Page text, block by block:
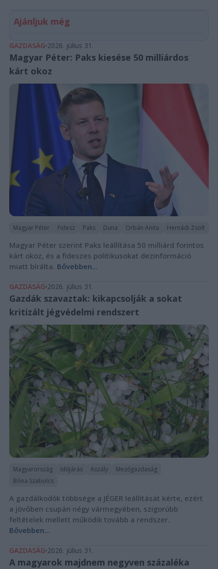
Ajánljuk még
GAZDASÁG 2026. július 31.
Magyar Péter: Paks kiesése 50 milliárdos
kárt okoz
Magyar Péter Fidesz Paks Duna Orbán Anita Hernádi Zsolt
Magyar Péter szerint Paks leállítása 50 milliárd forintos
kárt okoz, és a fideszes politikusokat dezinformáció
miatt bírálta. Bővebben...
GAZDASÁG 2026. július 31.
Gazdák szavaztak: kikapcsolják a sokat
kritizált jégvédelmi rendszert
Magyarország Időjárás Aszály
Mezőgazdaság
Bóna Szabolcs
A gazdálkodók többsége a JÉGER leállítását kérte, ezért
a jövőben csupán négy vármegyében, szigorúbb
feltételek mellett működik tovább a rendszer.
Bővebben...
GAZDASÁG 2026. július 31.
A magyarok majdnem negyven százaléka